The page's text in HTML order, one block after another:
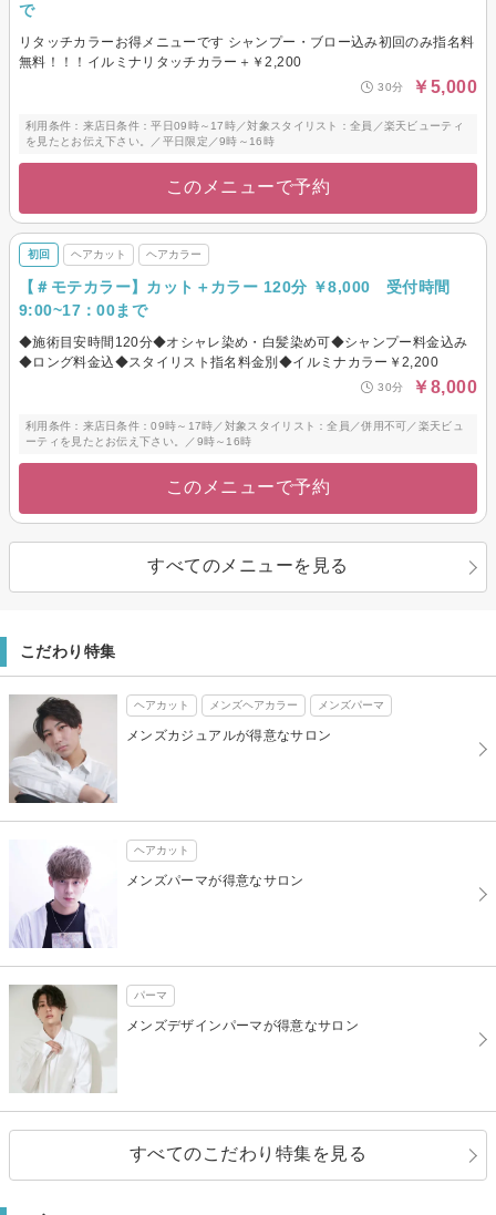
で
リタッチカラーお得メニューです シャンプー・ブロー込み初回のみ指名料
無料！！！イルミナリタッチカラー＋￥2,200
30分 ￥5,000
利用条件：来店日条件：平日09時～17時／対象スタイリスト：全員／楽天ビューティ
を見たとお伝え下さい。／平日限定／9時～16時
このメニューで予約
初回 ヘアカット ヘアカラー
【＃モテカラー】カット＋カラー 120分 ￥8,000 受付時間
9:00~17：00まで
◆施術目安時間120分◆オシャレ染め・白髪染め可◆シャンプー料金込み
◆ロング料金込◆スタイリスト指名料金別◆イルミナカラー￥2,200
30分 ￥8,000
利用条件：来店日条件：09時～17時／対象スタイリスト：全員／併用不可／楽天ビュ
ーティを見たとお伝え下さい。／9時～16時
このメニューで予約
すべてのメニューを見る
こだわり特集
ヘアカット メンズヘアカラー メンズパーマ
メンズカジュアルが得意なサロン
ヘアカット
メンズパーマが得意なサロン
パーマ
メンズデザインパーマが得意なサロン
すべてのこだわり特集を見る